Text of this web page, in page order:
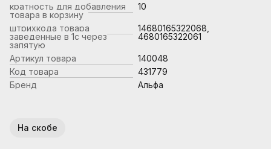
кратность для добавления
товара в корзину
10
штрихкода товара
заведенные в 1с через
запятую
14680165322068,
4680165322061
Артикул товара
140048
Код товара
431779
Бренд
Альфа
На скобе